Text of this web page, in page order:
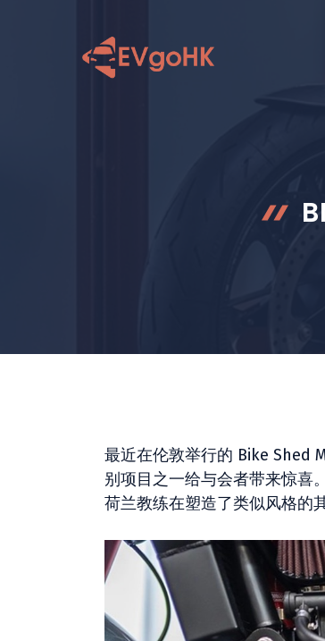
最近在伦敦举行的 Bike Shed
别项目之一给与会者带来惊喜
荷兰教练在塑造了类似风格的